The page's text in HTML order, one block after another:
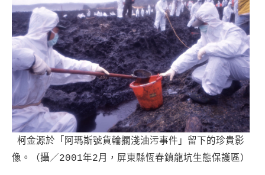
柯金源於「阿瑪斯號貨輪擱淺油污事件」留下的珍貴影
像。（攝／2001年2月，屏東縣恆春鎮龍坑生態保護區）